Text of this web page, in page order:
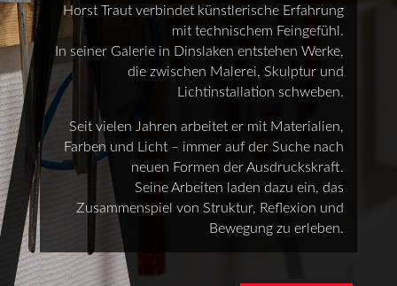
Horst Traut verbindet künstlerische Erfahrung
mit technischem Feingefühl.
In seiner Galerie in Dinslaken entstehen Werke,
die zwischen Malerei, Skulptur und
Lichtinstallation schweben.
Seit vielen Jahren arbeitet er mit Materialien,
Farben und Licht – immer auf der Suche nach
neuen Formen der Ausdruckskraft.
Seine Arbeiten laden dazu ein, das
Zusammenspiel von Struktur, Reflexion und
Bewegung zu erleben.